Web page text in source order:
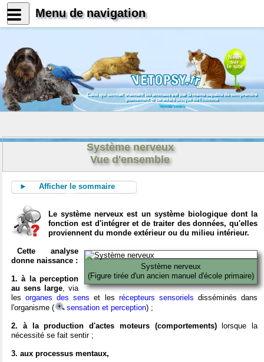
News
sur
le site
Celui qui connait vraiment les animaux est par là même capable de comprendre
pleinement le caractère unique de l'homme
Konrad Lorenz
Système nerveux
Vue d'ensemble
► Afficher le sommaire
Le système nerveux est un système biologique dont la
fonction est d'intégrer et de traiter des données, qu'elles
proviennent du monde extérieur ou du milieu intérieur.
Système nerveux
(Figure tirée d'un ancien manuel d'école primaire)
Cette analyse
donne naissance :
1. à la perception
au sens large, via
lesorganes des sens et les récepteurs sensoriels disséminés dans
l'organisme (
sensation et perception) ;
2. à la production d'actes moteurs (comportements)lorsque la
nécessité se fait sentir ;
3. aux processus mentaux,
Menu de navigation